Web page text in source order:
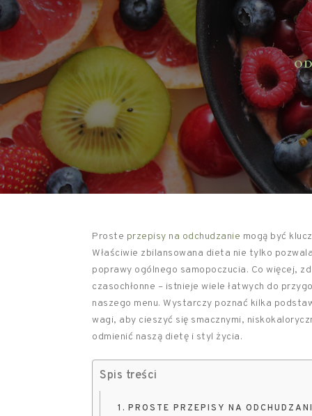
Proste przepisy na odchudzanie mogą być
Właściwie zbilansowana dieta nie tylko
poprawy ogólnego samopoczucia. Co więcej,
czasochłonne – istnieje wiele łatwych do
naszego menu. Wystarczy poznać kilka
wagi, aby cieszyć się smacznymi,
odmienić naszą dietę i styl życia.
Spis treści
PROSTE PRZEPISY NA